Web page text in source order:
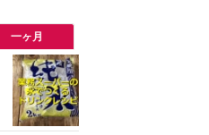
一ヶ月